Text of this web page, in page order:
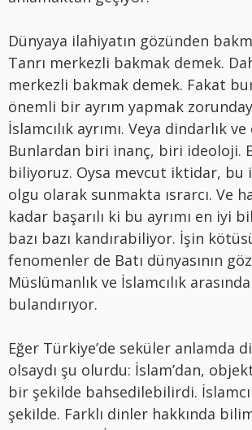
Dünyaya ilahiyatın gözünden
Tanrı merkezli bakmak demek.
merkezli bakmak demek. Fakat
önemli bir ayrım yapmak
İslamcılık ayrımı. Veya dindarlık
Bunlardan biri inanç, biri ideoloji.
biliyoruz. Oysa mevcut iktidar,
olgu olarak sunmakta ısrarcı. Ve
kadar başarılı ki bu ayrımı en iyi
bazı bazı kandırabiliyor. İşin
fenomenler de Batı dünyasının
Müslümanlık ve İslamcılık
bulandırıyor.
Eğer Türkiye’de seküler anlamda
olsaydı şu olurdu: İslam’dan,
bir şekilde bahsedilebilirdi.
şekilde. Farklı dinler hakkında